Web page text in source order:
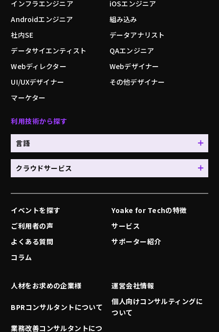
インフラエンジニア
iOSエンジニア
Androidエンジニア
組み込み
社内SE
データアナリスト
データサイエンティスト
QAエンジニア
Webディレクター
Webデザイナー
UI/UXデザイナー
その他デザイナー
マーケター
利用技術から探す
言語
クラウドサービス
イベントを探す
Yoake for Techの特徴
ご利用者の声
サービス
よくある質問
サポーター紹介
コラム
人材をお求めの企業様 運営会社情報
BPRコンサルタントについて
個人向けコンサルティングに
ついて
業務改善コンサルタントにつ